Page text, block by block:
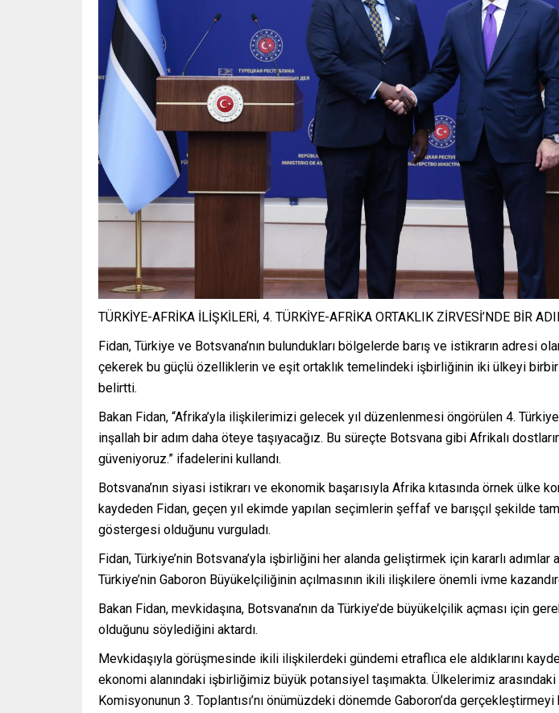
TÜRKİYE-AFRİKA İLİŞKİLERİ, 4. TÜRKİYE-AFRİKA ORTAKLIK ZİRVESİ’NDE BİR
Fidan, Türkiye ve Botsvana’nın bulundukları bölgelerde barış ve istikrarın adresi
çekerek bu güçlü özelliklerin ve eşit ortaklık temelindeki işbirliğinin iki ülkeyi
belirtti.
Bakan Fidan, “Afrika’yla ilişkilerimizi gelecek yıl düzenlenmesi öngörülen 4.
inşallah bir adım daha öteye taşıyacağız. Bu süreçte Botsvana gibi Afrikalı
güveniyoruz.” ifadelerini kullandı.
Botsvana’nın siyasi istikrarı ve ekonomik başarısıyla Afrika kıtasında örnek ülke
kaydeden Fidan, geçen yıl ekimde yapılan seçimlerin şeffaf ve barışçıl şekilde
göstergesi olduğunu vurguladı.
Fidan, Türkiye’nin Botsvana’yla işbirliğini her alanda geliştirmek için kararlı adımlar
Türkiye’nin Gaboron Büyükelçiliğinin açılmasının ikili ilişkilere önemli ivme
Bakan Fidan, mevkidaşına, Botsvana’nın da Türkiye’de büyükelçilik açması için
olduğunu söylediğini aktardı.
Mevkidaşıyla görüşmesinde ikili ilişkilerdeki gündemi etraflıca ele aldıklarını
ekonomi alanındaki işbirliğimiz büyük potansiyel taşımakta. Ülkelerimiz
Komisyonunun 3. Toplantısı’nı önümüzdeki dönemde Gaboron’da